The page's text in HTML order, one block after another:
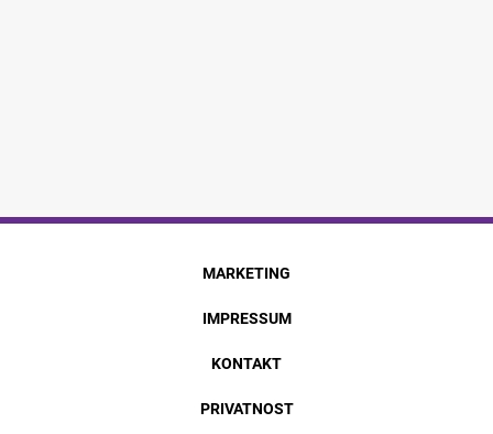
MARKETING
IMPRESSUM
KONTAKT
PRIVATNOST